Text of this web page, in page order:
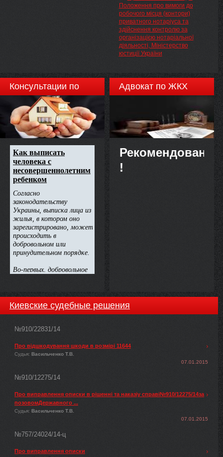
Положення про вимоги до
робочого місця (контори)
приватного нотаріуса та
здійснення контролю за
організацією нотаріальної
діяльності, Міністерство
юстиції України
Консультации по
недвижимости
Адвокат по ЖКХ
Рекомендовано
!
Киевские судебные решения
№910/22831/14
Про відшкодування шкоди в розмірі 11644
Судья: Васильченко Т.В.
07.01.2015
№910/12275/14
Про виправлення описки в рішенні та наказіу справі№910/12275/14за
позовомДержавного ...
Судья: Васильченко Т.В.
07.01.2015
№757/24024/14-ц
Про виправлення описки